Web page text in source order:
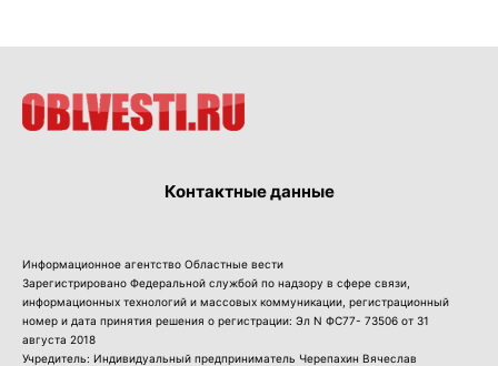
Контактные данные
Информационное агентство Областные вести
Зарегистрировано Федеральной службой по надзору в сфере связи,
информационных технологий и массовых коммуникации, регистрационный
номер и дата принятия решения о регистрации: Эл N ФС77- 73506 от 31
августа 2018
Учредитель: Индивидуальный предприниматель Черепахин Вячеслав